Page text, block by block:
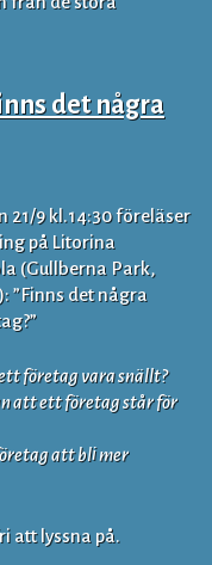
det några
21/9 kl.14:30 föreläser
på Litorina
(Gullberna Park,
”Finns det några
företag vara snällt?
att ett företag står för
att bli mer
att lyssna på.